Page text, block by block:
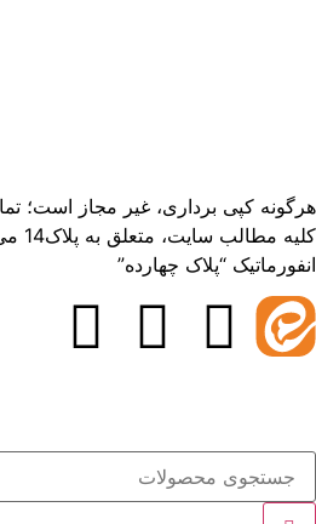
هرگونه کپی برداری، غیر مجاز است؛
انفورماتیک “پلاک چهارده”